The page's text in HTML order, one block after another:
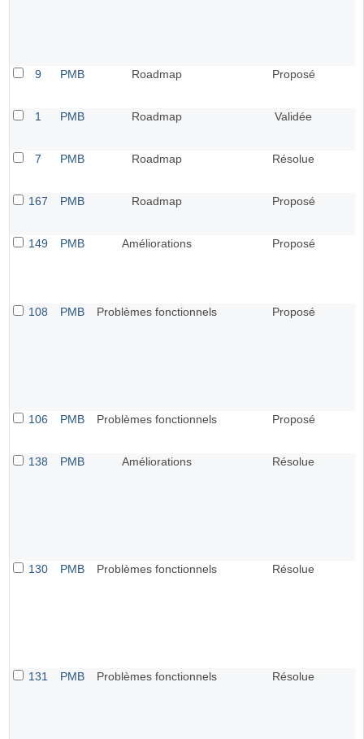
9 PMB Roadmap Proposé
1 PMB Roadmap Validée
7 PMB Roadmap Résolue
167 PMB Roadmap Proposé
149 PMB Améliorations Proposé
108 PMB Problèmes fonctionnels Proposé
106 PMB Problèmes fonctionnels Proposé
138 PMB Améliorations Résolue
130 PMB Problèmes fonctionnels Résolue
131 PMB Problèmes fonctionnels Résolue